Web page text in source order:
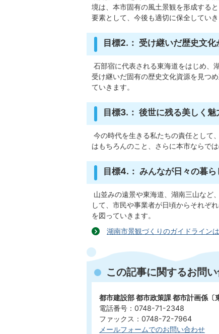
境は、本市固有の風土景観を形成する
要素として、今後も適切に保全していき
目標2.： 受け継いだ歴史文
石部宿に代表される東海道をはじめ、
受け継いだ固有の歴史文化資源を見つ
ていきます。
目標3.： 後世に残る美しく
今の時代を生きる私たちの責任として
はもちろんのこと、さらに本市ならで
目標4.： みんなが日々の暮
山並みの遠景や東海道、湖南三山など
して、市民や事業者が日頃からそれぞ
を図っていきます。
湖南市景観づくりのガイドライン
この記事に関するお問
都市建設部 都市政策課 都市計画係〔
電話番号：0748-71-2348
ファックス：0748-72-7964
メールフォームでのお問い合わせ